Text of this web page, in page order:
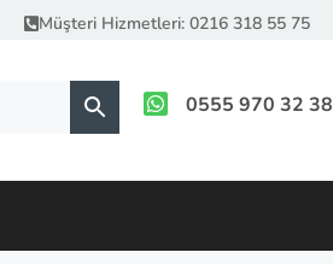
Müşteri Hizmetleri: 0216 318 55 75
0555 970 32 38